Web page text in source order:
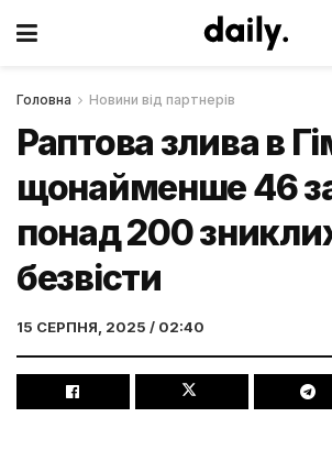
Головна Новини від партнерів
Раптова злива в
щонайменше 46
понад 200
безвісти
15 СЕРПНЯ, 2025 / 02:40